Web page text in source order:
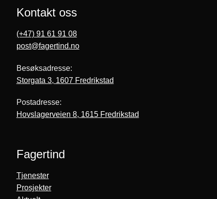
Kontakt oss
(+47) 91 61 91 08
post@fagertind.no
Besøksadresse:
Storgata 3, 1607 Fredrikstad
Postadresse:
Hovslagerveien 8, 1615 Fredrikstad
Fagertind
Tjenester
Prosjekter